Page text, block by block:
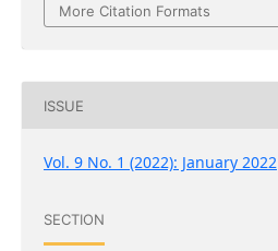
More Citation Formats
ISSUE
Vol. 9 No. 1 (2022): January 2022
SECTION